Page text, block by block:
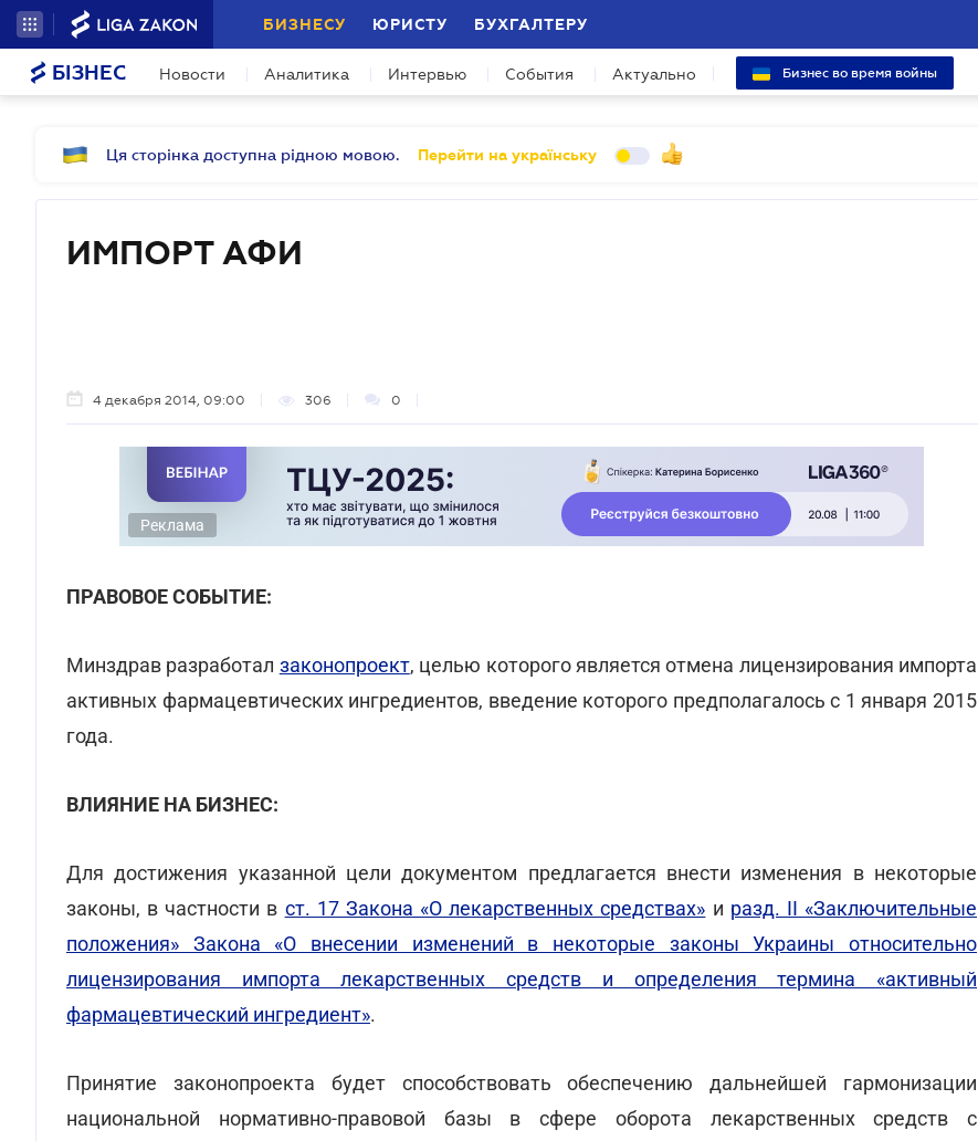
БИЗНЕСУ ЮРИСТУ БУХГАЛТЕРУ
БІЗНЕС Новости Аналитика Интервью События Актуально Бизнес во время войны
Ця сторінка доступна рідною мовою. Перейти на українську
ИМПОРТ АФИ
4 декабря 2014, 09:00 306 0
Реклама
ПРАВОВОЕ СОБЫТИЕ:
Минздрав разработал законопроект, целью которого является отмена лицензирования импорта
активных фармацевтических ингредиентов, введение которого предполагалось с 1 января 2015
года.
ВЛИЯНИЕ НА БИЗНЕС:
Для достижения указанной цели документом предлагается внести изменения в некоторые
законы, в частности в ст. 17 Закона «О лекарственных средствах» и разд. II «Заключительные
положения» Закона «О внесении изменений в некоторые законы Украины относительно
лицензирования импорта лекарственных средств и определения термина «активный
фармацевтический ингредиент».
Принятие законопроекта будет способствовать обеспечению дальнейшей гармонизации
национальной нормативно-правовой базы в сфере оборота лекарственных средств с